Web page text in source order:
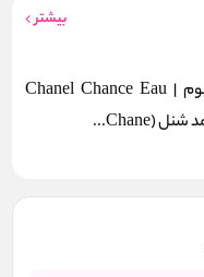
بیشتر
عطر ادکلن شنل چنس تندر ادو پرفیوم | Chanel Chance Eau